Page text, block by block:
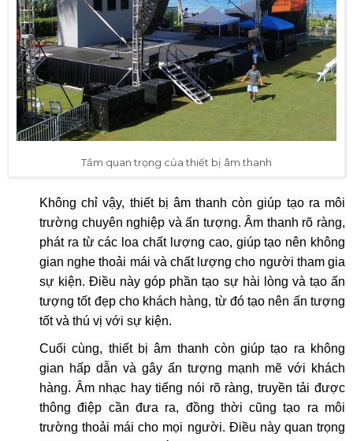
Tầm quan trọng của thiết bị âm thanh
Không chỉ vậy, thiết bị âm thanh còn giúp tạo ra môi
trường chuyên nghiệp và ấn tượng. Âm thanh rõ ràng,
phát ra từ các loa chất lượng cao, giúp tạo nên không
gian nghe thoải mái và chất lượng cho người tham gia
sự kiện. Điều này góp phần tạo sự hài lòng và tạo ấn
tượng tốt đẹp cho khách hàng, từ đó tạo nên ấn tượng
tốt và thú vị với sự kiện.
Cuối cùng, thiết bị âm thanh còn giúp tạo ra không
gian hấp dẫn và gây ấn tượng mạnh mẽ với khách
hàng. Âm nhạc hay tiếng nói rõ ràng, truyền tải được
thông điệp cần đưa ra, đồng thời cũng tạo ra môi
trường thoải mái cho mọi người. Điều này quan trọng